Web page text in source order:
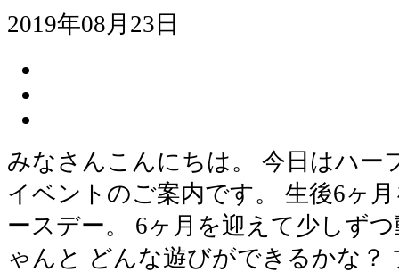
2019年08月23日
みなさんこんにちは。 今日はハー
イベントのご案内です。 生後6ヶ
ースデー。 6ヶ月を迎えて少しず
ゃんと どんな遊びができるかな？